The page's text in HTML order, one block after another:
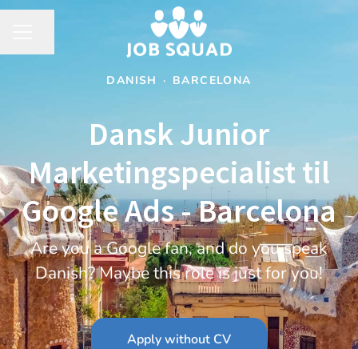
DANISH · BARCELONA
Dansk Junior
Marketingspecialist til
Google Ads - Barcelona
Are you a Google fan, and do you speak
Danish? Maybe this role is just for you!
Apply without CV